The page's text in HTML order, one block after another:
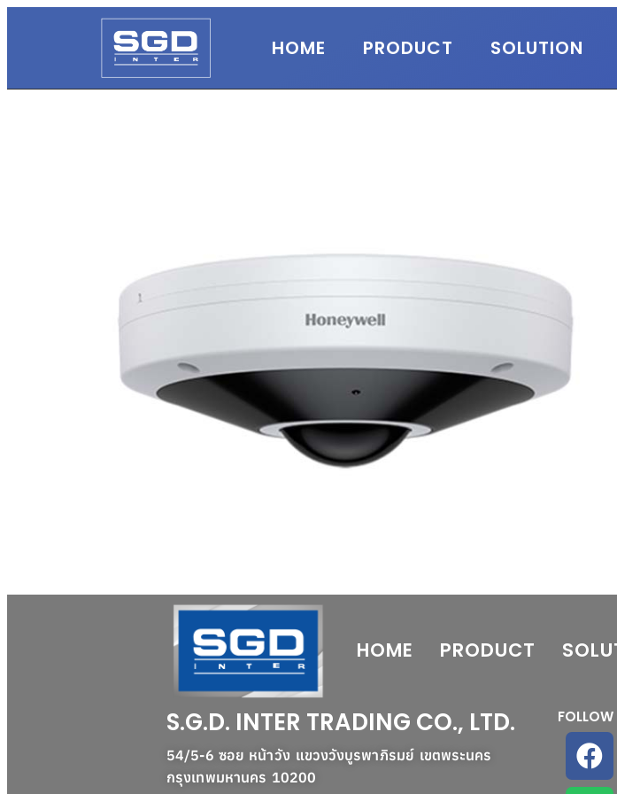
HOME PRODUCT SOLUTION
HOME PRODUCT
S.G.D. INTER TRADING CO., LTD.
54/5-6 ซอย หน้าวัง แขวงวังบูรพาภิรมย์ เขตพระนคร
กรุงเทพมหานคร 10200
FOLLOW